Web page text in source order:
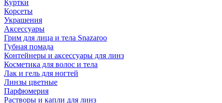
Куртки
Корсеты
Украшения
Аксессуары
Грим для лица и тела Snazaroo
Губная помада
Контейнеры и аксессуары для линз
Косметика для волос и тела
Лак и гель для ногтей
Линзы цветные
Парфюмерия
Растворы и капли для линз